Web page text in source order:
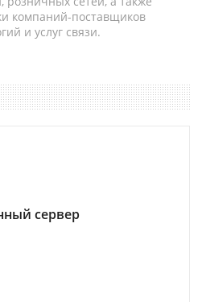
компаний-поставщиков
и услуг связи.
сервер